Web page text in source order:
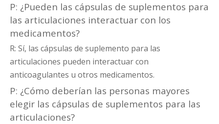
P: ¿Pueden las cápsulas de suplementos para
las articulaciones interactuar con los
medicamentos?
R: Sí, las cápsulas de suplemento para las
articulaciones pueden interactuar con
anticoagulantes u otros medicamentos.
P: ¿Cómo deberían las personas mayores
elegir las cápsulas de suplementos para las
articulaciones?